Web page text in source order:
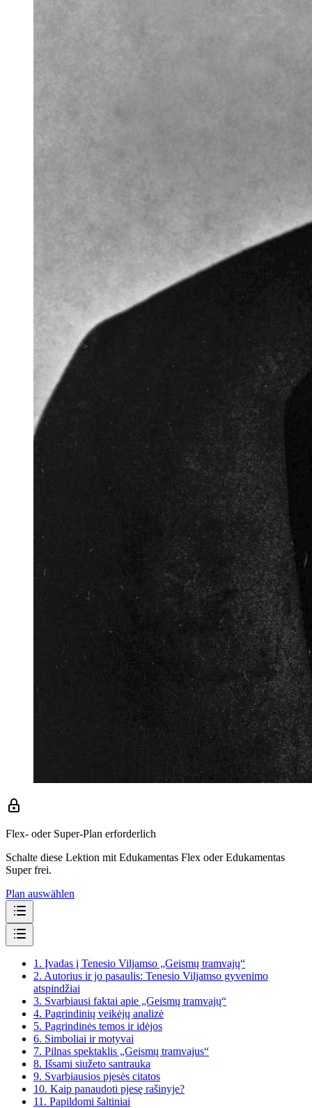
Flex- oder Super-Plan erforderlich
Schalte diese Lektion mit Edukamentas Flex oder Edukamentas
Super frei.
Plan auswählen
1. Įvadas į Tenesio Viljamso „Geismų tramvajų“
2. Autorius ir jo pasaulis: Tenesio Viljamso gyvenimo
atspindžiai
3. Svarbiausi faktai apie „Geismų tramvajų“
4. Pagrindinių veikėjų analizė
5. Pagrindinės temos ir idėjos
6. Simboliai ir motyvai
7. Pilnas spektaklis „Geismų tramvajus“
8. Išsami siužeto santrauka
9. Svarbiausios pjesės citatos
10. Kaip panaudoti pjesę rašinyje?
11. Papildomi šaltiniai